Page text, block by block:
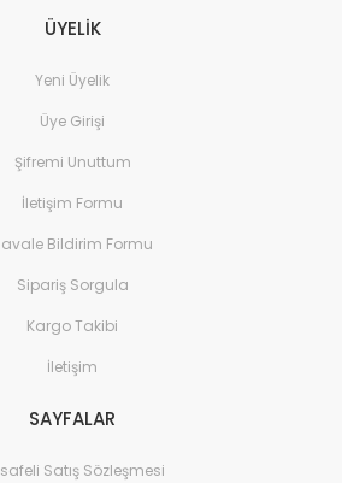
ÜYELİK
Yeni Üyelik
Üye Girişi
Şifremi Unuttum
İletişim Formu
Bildirim Formu
Sipariş Sorgula
Kargo Takibi
İletişim
SAYFALAR
Satış Sözleşmesi